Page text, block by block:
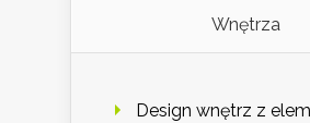
Wnętrza
Design wnętrz z